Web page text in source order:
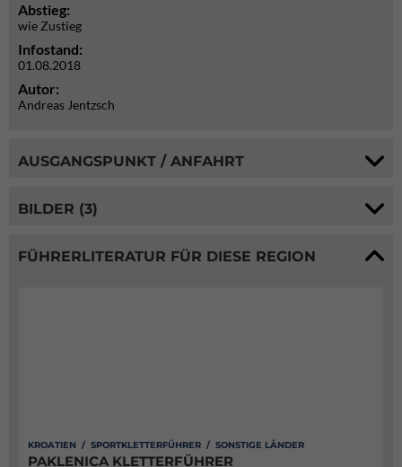
Abstieg:
wie Zustieg
Infostand:
01.08.2018
Autor:
Andreas Jentzsch
AUSGANGSPUNKT / ANFAHRT
BILDER (3)
FÜHRERLITERATUR FÜR DIESE REGION
KROATIEN / SPORTKLETTERFÜHRER / SONSTIGE LÄNDER
PAKLENICA KLETTERFÜHRER